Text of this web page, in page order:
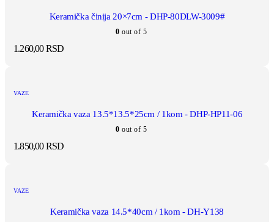
Keramička činija 20×7cm - DHP-80DLW-3009#
0 out of 5
1.260,00RSD
VAZE
Keramička vaza 13.5*13.5*25cm / 1kom - DHP-HP11-06
0 out of 5
1.850,00RSD
VAZE
Keramička vaza 14.5*40cm / 1kom - DH-Y138